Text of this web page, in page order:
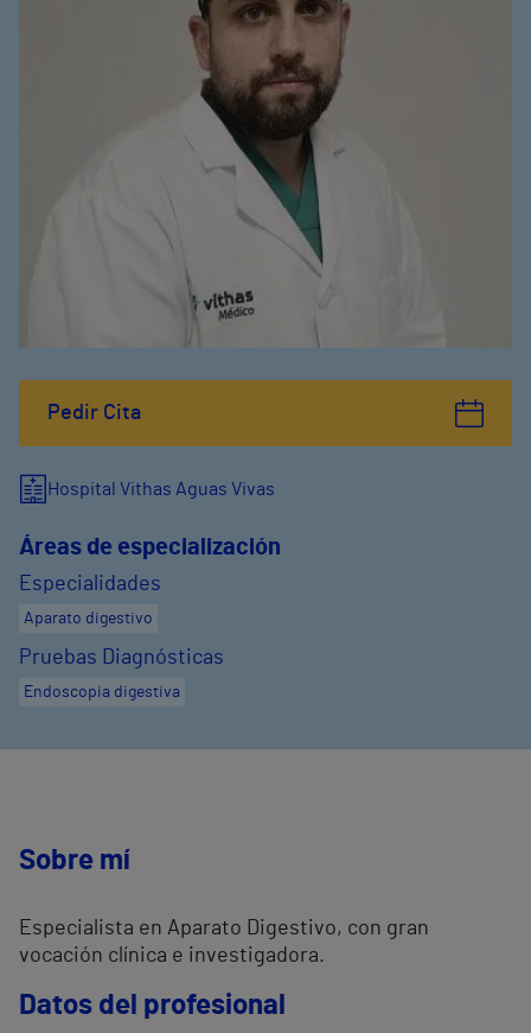
Pedir Cita
Hospital Vithas Aguas Vivas
Áreas de especialización
Especialidades
Aparato digestivo
Pruebas Diagnósticas
Endoscopia digestiva
Sobre mí
Especialista en Aparato Digestivo, con gran
vocación clínica e investigadora.
Datos del profesional